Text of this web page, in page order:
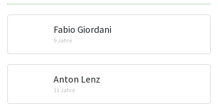
Fabio Giordani
9 Jahre
Anton Lenz
11 Jahre